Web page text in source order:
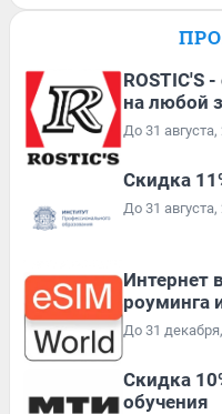
ROSTIC'S
на любой
До 31 августа,
Скидка
До 31 августа,
Интернет
роуминга
До 31
Скидка
обучения